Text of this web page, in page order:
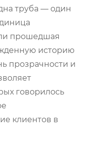
труба — один
прошедшая
историю
прозрачности и
говорилось
клиентов в